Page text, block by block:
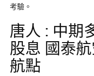
考驗。
唐人 : 中期
股息 國泰
航點